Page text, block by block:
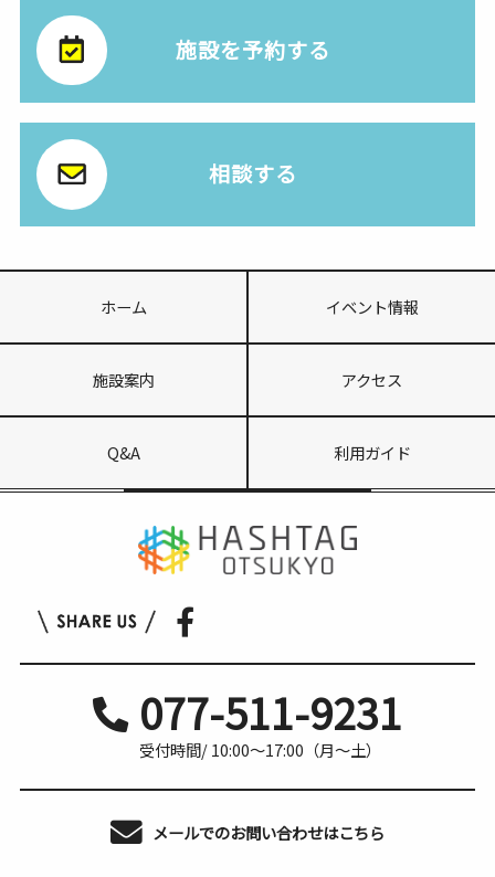
施設を予約する
相談する
ホーム イベント情報
施設案内 アクセス
Q&A 利用ガイド
077-511-9231
受付時間/ 10:00〜17:00（月〜土）
メールでのお問い合わせはこちら